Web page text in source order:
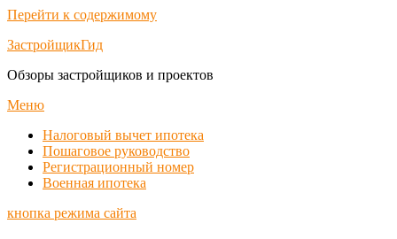
Перейти к содержимому
ЗастройщикГид
Обзоры застройщиков и проектов
Меню
Налоговый вычет ипотека
Пошаговое руководство
Регистрационный номер
Военная ипотека
кнопка режима сайта